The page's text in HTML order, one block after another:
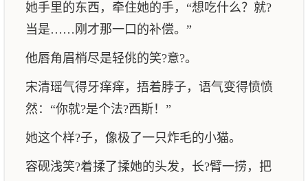
她手里的东西，牵住她的手，“想吃什么？就?
当是……刚才那一口的补偿。”
他唇角眉梢尽是轻佻的笑?意?。
宋清瑶气得牙痒痒，捂着脖子，语气变得愤愤
然：“你就?是个法?西斯！”
她这个样?子，像极了一只炸毛的小猫。
容砚浅笑?着揉了揉她的头发，长?臂一捞，把